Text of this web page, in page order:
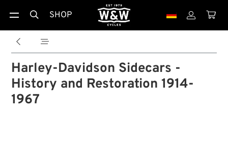
 SHOP  
 
Harley-Davidson Sidecars -
History and Restoration 1914-
1967